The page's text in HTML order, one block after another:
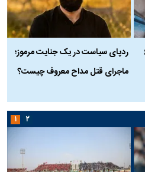
۶
ردپای سیاست در یک جنایت مرموز؛
ماجرای قتل مداح معروف چیست؟
۱ ۲